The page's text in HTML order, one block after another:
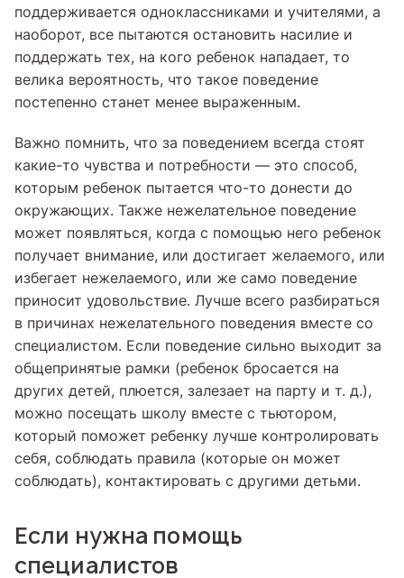
поддерживается одноклассниками и учителями, а
наоборот, все пытаются остановить насилие и
поддержать тех, на кого ребенок нападает, то
велика вероятность, что такое поведение
постепенно станет менее выраженным.
Важно помнить, что за поведением всегда стоят
какие-то чувства и потребности — это способ,
которым ребенок пытается что-то донести до
окружающих. Также нежелательное поведение
может появляться, когда с помощью него ребенок
получает внимание, или достигает желаемого, или
избегает нежелаемого, или же само поведение
приносит удовольствие. Лучше всего разбираться
в причинах нежелательного поведения вместе со
специалистом. Если поведение сильно выходит за
общепринятые рамки (ребенок бросается на
других детей, плюется, залезает на парту и т. д.),
можно посещать школу вместе с тьютором,
который поможет ребенку лучше контролировать
себя, соблюдать правила (которые он может
соблюдать), контактировать с другими детьми.
Если нужна помощь
специалистов